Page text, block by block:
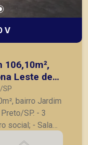
V
Leste de
SP
bairro Jardim
SP. - 3
social; - Sala
com